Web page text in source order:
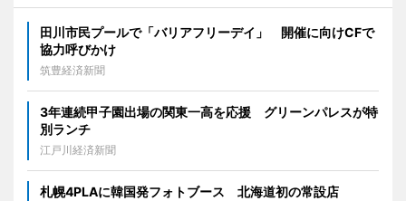
田川市民プールで「バリアフリーデイ」 開催に向けCFで
協力呼びかけ
筑豊経済新聞
3年連続甲子園出場の関東一高を応援 グリーンパレスが特
別ランチ
江戸川経済新聞
札幌4PLAに韓国発フォトブース 北海道初の常設店